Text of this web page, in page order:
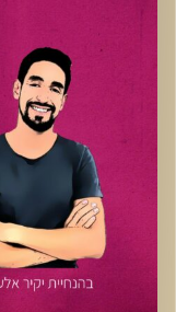
בתחום הקריירה
תוכנות למגזר
בקרן הון סיכוןSIBF.
בחיים הוא עונה
בפרק נדבר על
מוצר? ומיהו
האחרון יעסוק
השעות בלימודים,
לומדים למבחנים